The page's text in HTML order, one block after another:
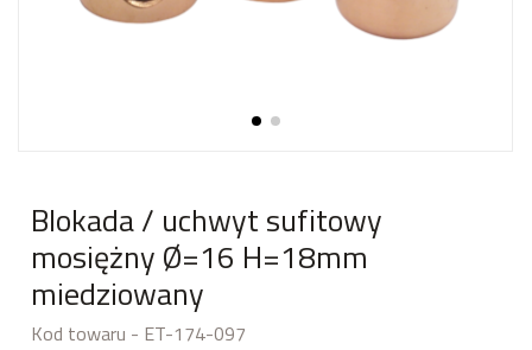
Blokada / uchwyt sufitowy
mosiężny Ø=16 H=18mm
miedziowany
Kod towaru - ET-174-097